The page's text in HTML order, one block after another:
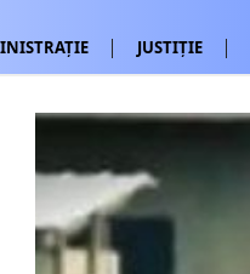
JUSTIȚIE